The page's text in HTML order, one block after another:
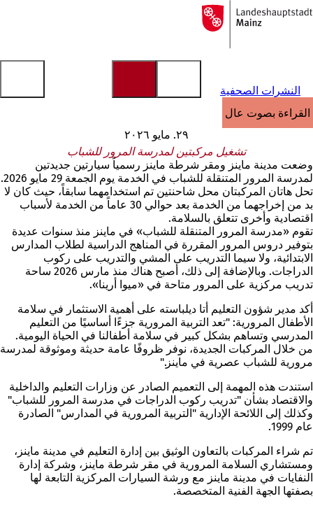
الانتقال إلى المحتوى
إلى
الصفحة
النشرات الصحفية
القراءة بصوت عالٍ
٢٩. مايو ٢٠٢٦
تشغيل مركبتين لمدرسة المرور للشباب
وضعت مدينة ماينز ومقر شرطة ماينز رسمياً سيارتين جديدتين
لمدرسة المرور المتنقلة للشباب في الخدمة يوم الجمعة 29 مايو 2026.
تحل هاتان المركبتان محل شاحنتين تم استخدامهما سابقاً، حيث كان لا
بد من إخراجهما من الخدمة بعد حوالي 30 عاماً من الخدمة لأسباب
اقتصادية وأخرى تتعلق بالسلامة.
تقوم «مدرسة المرور المتنقلة للشباب» في ماينز منذ سنوات عديدة
بتوفير دروس المرور المقررة في المناهج الدراسية لطلاب المدارس
الابتدائية، ولا سيما التدريب على المشي والتدريب على ركوب
الدراجات. وبالإضافة إلى ذلك، أصبح هناك منذ مارس 2026 ساحة
تدريب مركزية على المرور متاحة في «ميوا أرينا».
أكد مدير شؤون التعليم أتا ديلباسته على أهمية الاستثمار في سلامة
الأطفال المرورية: "تعد التربية المرورية جزءًا أساسيًا من التعليم
المدرسي وتساهم بشكل كبير في سلامة أطفالنا في الحياة اليومية.
من خلال المركبات الجديدة، نوفر ظروفًا عامة حديثة وموثوقة لمدرسة
مرورية للشباب عصرية في ماينز."
استندت هذه المهمة إلى التعميم الصادر عن وزارات التعليم والداخلية
والاقتصاد بشأن "تدريب ركوب الدراجات في مدرسة المرور للشباب"
وكذلك إلى اللائحة الإدارية "التربية المرورية في المدارس" الصادرة
عام 1999.
تم شراء المركبات بالتعاون الوثيق بين إدارة التعليم في مدينة ماينز،
ومستشاري السلامة المرورية في مقر شرطة ماينز، وشركة إدارة
النفايات في مدينة ماينز مع ورشة السيارات المركزية التابعة لها
بصفتها الجهة الفنية المتخصصة.